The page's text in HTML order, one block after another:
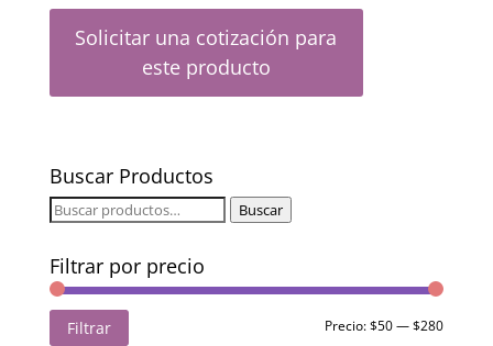
Solicitar una cotización para
este producto
Buscar Productos
Buscar
Buscar
Filtrar por precio
Precio
Precio
Filtrar Precio:$50—$280